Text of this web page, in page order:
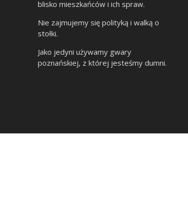
blisko mieszkańców i ich spraw.
Nie zajmujemy się polityką i walką o
stołki.
Jako jedyni używamy gwary
poznańskiej, z której jesteśmy dumni.